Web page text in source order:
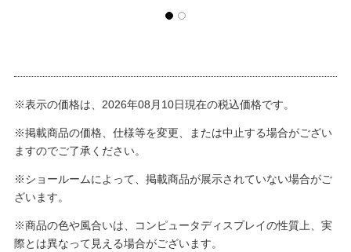
※表示の価格は、2026年08月10日現在の税込価格です。
※掲載商品の価格、仕様等を変更、または中止する場合がござい
ますのでご了承ください。
※ショールームによって、掲載商品が展示されていない場合がご
ざいます。
※商品の色や風合いは、コンピュータディスプレイの性質上、実
際とは異なって見える場合がございます。